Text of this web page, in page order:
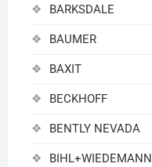
BARKSDALE
BAUMER
BAXIT
BECKHOFF
BENTLY NEVADA
BIHL+WIEDEMANN